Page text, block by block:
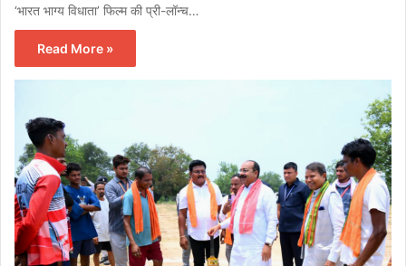
‘भारत भाग्य विधाता’ फिल्म की प्री-लॉन्च…
Read More »